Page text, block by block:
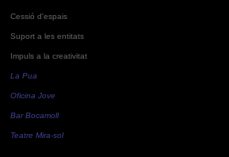
Cessió d'espais
Suport a les entitats
Impuls a la creativitat
La Pua
Oficina Jove
Bar Bocamoll
Teatre Mira-sol